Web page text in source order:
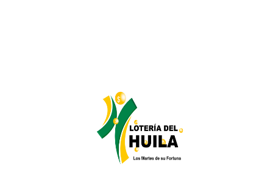
Lotería de Bogotá
Lotería de Risaralda